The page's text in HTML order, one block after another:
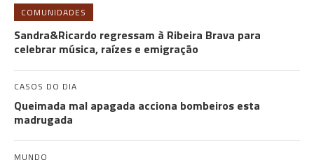
COMUNIDADES
Sandra&Ricardo regressam à Ribeira Brava para
celebrar música, raízes e emigração
CASOS DO DIA
Queimada mal apagada acciona bombeiros esta
madrugada
MUNDO